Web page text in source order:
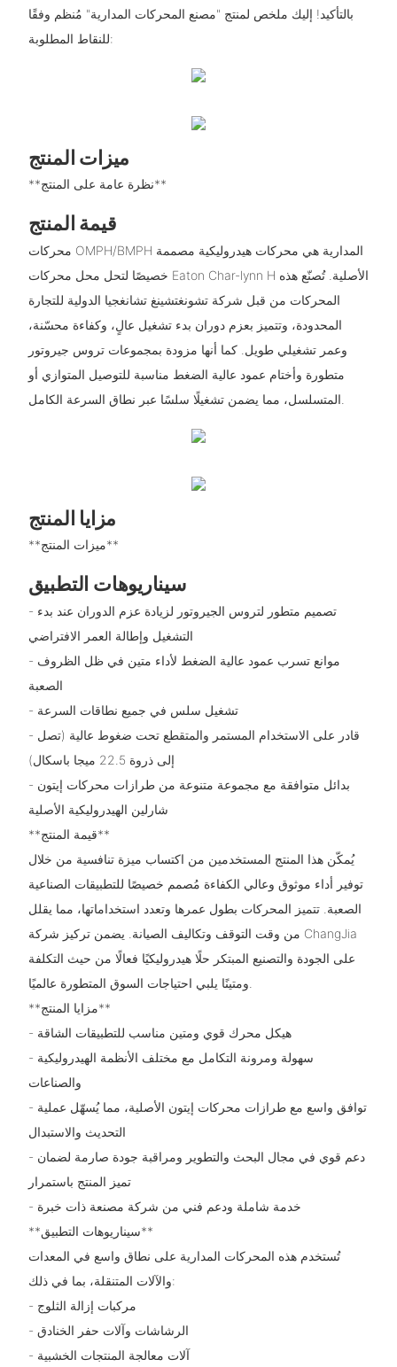
بالتأكيد! إليك ملخص لمنتج "مصنع المحركات المدارية" مُنظم وفقًا
للنقاط المطلوبة:
ميزات المنتج
**نظرة عامة على المنتج**
قيمة المنتج
محركات OMPH/BMPH المدارية هي محركات هيدروليكية مصممة
خصيصًا لتحل محل محركات Eaton Char-lynn H الأصلية. تُصنّع هذه
المحركات من قبل شركة تشونغتشينغ تشانغجيا الدولية للتجارة
المحدودة، وتتميز بعزم دوران بدء تشغيل عالٍ، وكفاءة محسّنة،
وعمر تشغيلي طويل. كما أنها مزودة بمجموعات تروس جيروتور
متطورة وأختام عمود عالية الضغط مناسبة للتوصيل المتوازي أو
مزايا المنتج
**ميزات المنتج**
سيناريوهات التطبيق
- تصميم متطور لتروس الجيروتور لزيادة عزم الدوران عند بدء
التشغيل وإطالة العمر الافتراضي
- موانع تسرب عمود عالية الضغط لأداء متين في ظل الظروف
الصعبة
- تشغيل سلس في جميع نطاقات السرعة
- قادر على الاستخدام المستمر والمتقطع تحت ضغوط عالية (تصل
إلى ذروة 22.5 ميجا باسكال)
- بدائل متوافقة مع مجموعة متنوعة من طرازات محركات إيتون
شارلين الهيدروليكية الأصلية
**قيمة المنتج**
يُمكّن هذا المنتج المستخدمين من اكتساب ميزة تنافسية من خلال
توفير أداء موثوق وعالي الكفاءة مُصمم خصيصًا للتطبيقات الصناعية
الصعبة. تتميز المحركات بطول عمرها وتعدد استخداماتها، مما يقلل
من وقت التوقف وتكاليف الصيانة. يضمن تركيز شركة ChangJia
على الجودة والتصنيع المبتكر حلًا هيدروليكيًا فعالًا من حيث التكلفة
**مزايا المنتج**
- هيكل محرك قوي ومتين مناسب للتطبيقات الشاقة
- سهولة ومرونة التكامل مع مختلف الأنظمة الهيدروليكية
والصناعات
- توافق واسع مع طرازات محركات إيتون الأصلية، مما يُسهّل عملية
التحديث والاستبدال
- دعم قوي في مجال البحث والتطوير ومراقبة جودة صارمة لضمان
تميز المنتج باستمرار
- خدمة شاملة ودعم فني من شركة مصنعة ذات خبرة
**سيناريوهات التطبيق**
تُستخدم هذه المحركات المدارية على نطاق واسع في المعدات
والآلات المتنقلة، بما في ذلك:
- مركبات إزالة الثلوج
- الرشاشات وآلات حفر الخنادق
- آلات معالجة المنتجات الخشبية